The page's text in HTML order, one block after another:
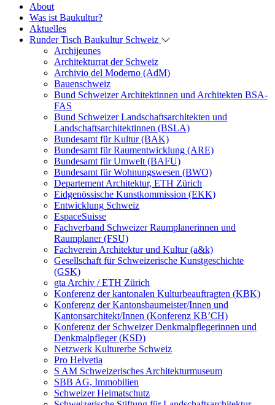
About
Was ist Baukultur?
Aktuelles
Runder Tisch Baukultur Schweiz
Archijeunes
Architekturrat der Schweiz
Archivio del Moderno (AdM)
Bauenschweiz
Bund Schweizer Architektinnen und Architekten BSA-
FAS
Bund Schweizer Landschaftsarchitekten und
Landschaftsarchitektinnen (BSLA)
Bundesamt für Kultur (BAK)
Bundesamt für Raumentwicklung (ARE)
Bundesamt für Umwelt (BAFU)
Bundesamt für Wohnungswesen (BWO)
Departement Architektur, ETH Zürich
Eidgenössische Kunstkommission (EKK)
Entwicklung Schweiz
EspaceSuisse
Fachverband Schweizer Raumplanerinnen und
Raumplaner (FSU)
Fachverein Architektur und Kultur (a&k)
Gesellschaft für Schweizerische Kunstgeschichte
(GSK)
gta Archiv / ETH Zürich
Konferenz der kantonalen Kulturbeauftragten (KBK)
Konferenz der Kantonsbaumeister/Innen und
Kantonsarchitekt/Innen (Konferenz KB’CH)
Konferenz der Schweizer Denkmalpflegerinnen und
Denkmalpfleger (KSD)
Netzwerk Kulturerbe Schweiz
Pro Helvetia
S AM Schweizerisches Architekturmuseum
SBB AG, Immobilien
Schweizer Heimatschutz